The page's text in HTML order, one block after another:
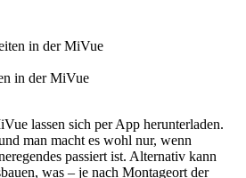
in der MiVue
lassen sich per App herunterladen.
man macht es wohl nur, wenn
passiert ist. Alternativ kann
was – je nach Montageort der